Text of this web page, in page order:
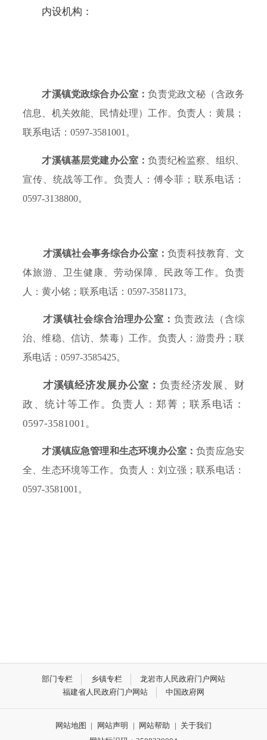
内设机构：
才溪镇党政综合办公室：负责党政文秘（含政务
信息、机关效能、民情处理）工作。负责人：黄晨；
联系电话：0597-3581001。
才溪镇基层党建办公室：负责纪检监察、组织、
宣传、统战等工作。负责人：傅令菲；联系电话：
0597-3138800。
才溪镇社会事务综合办公室：负责科技教育、文
体旅游、卫生健康、劳动保障、民政等工作。负责
人：黄小铭；联系电话：0597-3581173。
才溪镇社会综合治理办公室：负责政法（含综
治、维稳、信访、禁毒）工作。负责人：游贵丹；联
系电话：0597-3585425。
才溪镇经济发展办公室：负责经济发展、财
政、统计等工作。负责人：郑菁；联系电话：
0597-3581001。
才溪镇应急管理和生态环境办公室：负责应急安
全、生态环境等工作。负责人：刘立强；联系电话：
0597-3581001。
部门专栏 乡镇专栏
龙岩市人民政府门户网站
福建省人民政府门户网站
中国政府网
网站地图 | 网站声明 | 网站帮助 | 关于我们